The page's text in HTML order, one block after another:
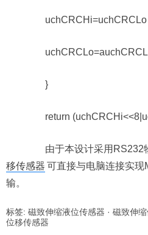
uchCRCHi=uchCRCLo
}
return
由于本设计采用RS232
移传感器 可直接与电脑连接实
输。
标签: 磁致伸缩液位传感器 · 磁致伸
位移传感器